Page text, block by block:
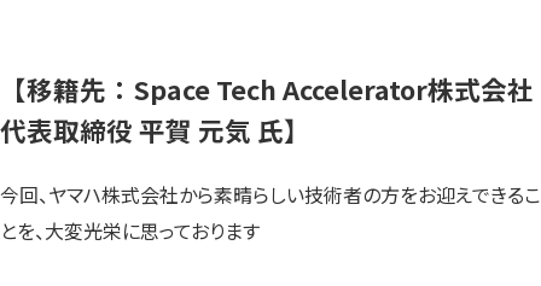
【移籍先：Space Tech Accelerator株式会社
代表取締役 平賀 元気 氏】
今回、ヤマハ株式会社から素晴らしい技術者の方をお迎えできるこ
とを、大変光栄に思っております